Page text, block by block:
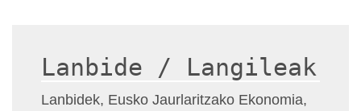
Lanbide / Langileak
Lanbidek, Eusko Jaurlaritzako Ekonomia,